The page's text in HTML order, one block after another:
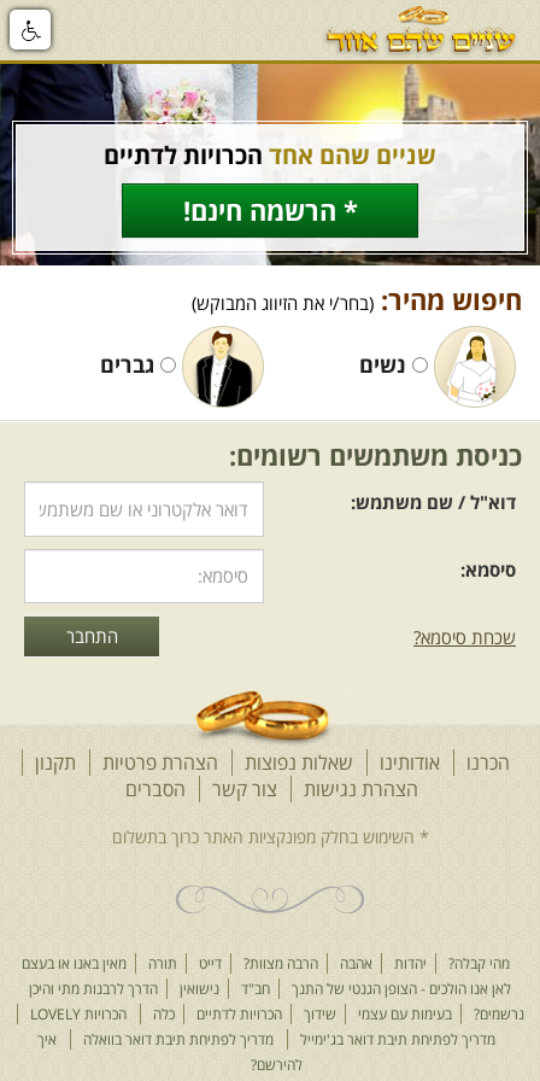
שניים שהם אחד הכרויות לדתיים
* הרשמה חינם!
חיפוש מהיר: (בחר/י את הזיווג המבוקש)
נשים גברים
כניסת משתמשים רשומים:
דוא"ל / שם משתמש:
סיסמא:
שכחת סיסמא?
הכרנו אודותינו שאלות נפוצות הצהרת פרטיות
תקנון
הצהרת נגישות
צור קשר הסברים
מהי קבלה? יהדות אהבה הרבה מצוות? דייט תורה
מאין באנו או בעצם
לאן אנו הולכים - הצופן הגנטי של התנך
חב"ד נישואין
הדרך לרבנות מתי והיכן
נרשמים?
בעימות עם עצמי שידוך הכרויות לדתיים כלה
הכרויות LOVELY
מדריך לפתיחת תיבת דואר בג'ימייל
מדריך לפתיחת תיבת דואר בוואלה
איך
להירשם?